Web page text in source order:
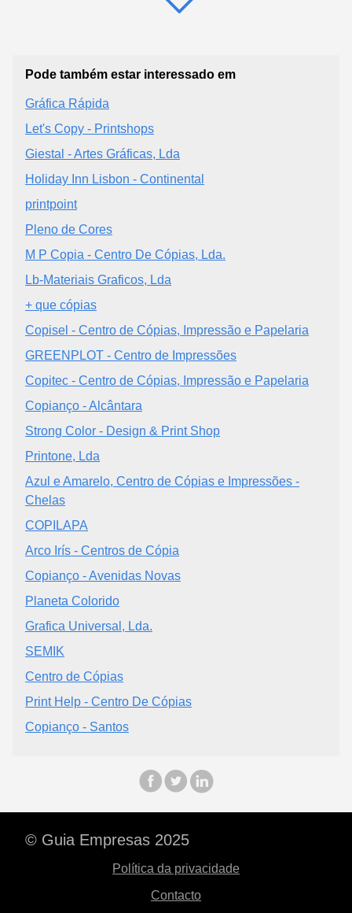
Pode também estar interessado em
Gráfica Rápida
Let's Copy - Printshops
Giestal - Artes Gráficas, Lda
Holiday Inn Lisbon - Continental
printpoint
Pleno de Cores
M P Copia - Centro De Cópias, Lda.
Lb-Materiais Graficos, Lda
+ que cópias
Copisel - Centro de Cópias, Impressão e Papelaria
GREENPLOT - Centro de Impressões
Copitec - Centro de Cópias, Impressão e Papelaria
Copianço - Alcântara
Strong Color - Design & Print Shop
Printone, Lda
Azul e Amarelo, Centro de Cópias e Impressões -
Chelas
COPILAPA
Arco Irís - Centros de Cópia
Copianço - Avenidas Novas
Planeta Colorido
Grafica Universal, Lda.
SEMIK
Centro de Cópias
Print Help - Centro De Cópias
Copianço - Santos
© Guia Empresas 2025
Política da privacidade
Contacto